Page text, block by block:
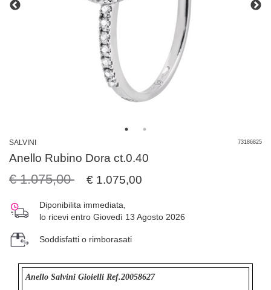
SALVINI 73186825
Anello Rubino Dora ct.0.40
€ 1.075,00 € 1.075,00
Diponibilita immediata,
lo ricevi entro Giovedì 13 Agosto 2026
Soddisfatti o rimborasati
Anello Salvini Gioielli Ref.20058627